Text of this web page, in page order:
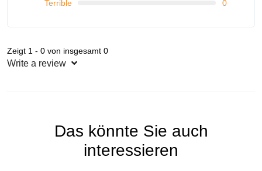
Terrible 0
Zeigt 1 - 0 von insgesamt 0
Write a review
Das könnte Sie auch
interessieren